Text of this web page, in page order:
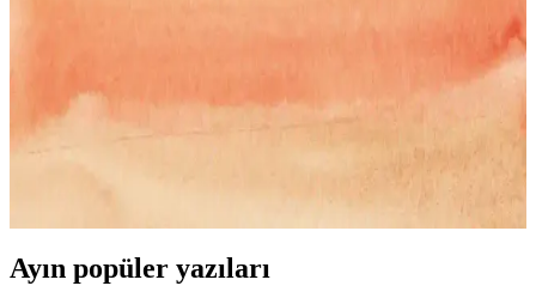
Kış Ayları İçin En Şık ve Konforlu Teddy Mont
Seçenekleri Rehberi
Teddy montlar, şıklık ve konforu bir arada sunan kışın vazgeçilmez
Ayın popüler yazıları